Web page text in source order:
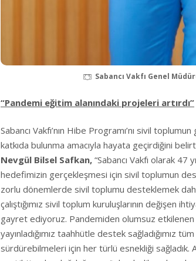
Sabancı Vakfı Genel
“Pandemi eğitim alanındaki projeleri artırdı”
Sabancı Vakfı’nın Hibe Programı’nı sivil
katkıda bulunma amacıyla hayata geçirdiğini
Nevgül Bilsel Safkan, “Sabancı Vakfı olarak 47
hedefimizin gerçekleşmesi için sivil toplumun
zorlu dönemlerde sivil toplumu desteklemek
çalıştığımız sivil toplum kuruluşlarının değişen
gayret ediyoruz. Pandemiden olumsuz etkilenen
yayınladığımız taahhütle destek sağladığımız
sürdürebilmeleri için her türlü esnekliği sağladık.